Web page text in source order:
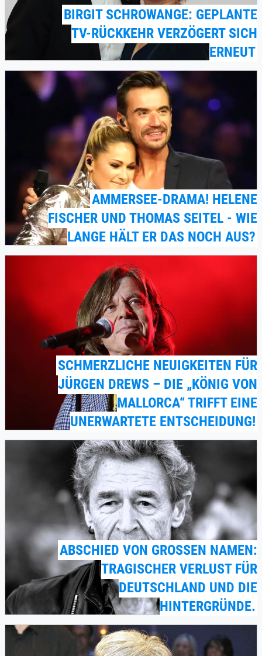
BIRGIT SCHROWANGE: GEPLANTE
TV-RÜCKKEHR VERZÖGERT SICH
ERNEUT
AMMERSEE-DRAMA! HELENE
FISCHER UND THOMAS SEITEL - WIE
LANGE HÄLT ER DAS NOCH AUS?
SCHMERZLICHE NEUIGKEITEN FÜR
JÜRGEN DREWS – DIE „KÖNIG VON
MALLORCA“ TRIFFT EINE
UNERWARTETE ENTSCHEIDUNG!
ABSCHIED VON GROSSEN NAMEN: T
RAGISCHER VERLUST FÜR D
EUTSCHLAND UND DIE H
INTERGRÜNDE.